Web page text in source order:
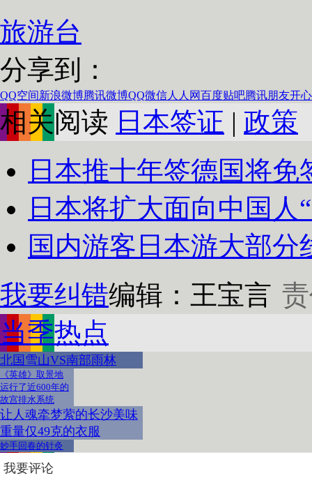
旅游台
分享到：
QQ空间新浪微博腾讯微博QQ微信人人网百度贴吧腾讯朋友开
相关阅读 日本签证 | 政策
日本推十年签德国将
日本将扩大面向中国人
国内游客日本游大部分
我要纠错编辑：王宝言
当季热点
北国雪山VS南部雨林
《英雄》取景地
运行了近600年的
故宫排水系统
让人魂牵梦萦的长沙美味
重量仅49克的衣服
妙手回春的针灸